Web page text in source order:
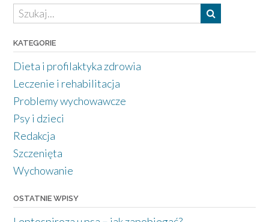
KATEGORIE
Dieta i profilaktyka zdrowia
Leczenie i rehabilitacja
Problemy wychowawcze
Psy i dzieci
Redakcja
Szczenięta
Wychowanie
OSTATNIE WPISY